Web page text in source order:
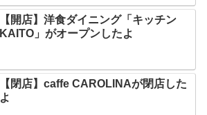
【開店】洋食ダイニング「キッチン
KAITO」がオープンしたよ
【閉店】caffe CAROLINAが閉店した
よ